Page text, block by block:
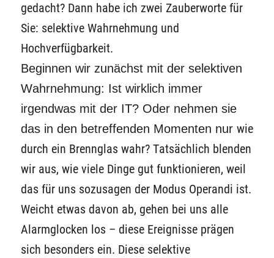
gedacht? Dann habe ich zwei Zauberworte für
Sie: selektive Wahrnehmung und
Hochverfügbarkeit.
Beginnen wir zunächst mit der selektiven
Wahrnehmung: Ist wirklich immer
irgendwas mit der IT? Oder nehmen sie
das in den betreffenden Momenten nur wie
durch ein Brennglas wahr? Tatsächlich blenden
wir aus, wie viele Dinge gut funktionieren, weil
das für uns sozusagen der Modus Operandi ist.
Weicht etwas davon ab, gehen bei uns alle
Alarmglocken los – diese Ereignisse prägen
sich besonders ein. Diese selektive